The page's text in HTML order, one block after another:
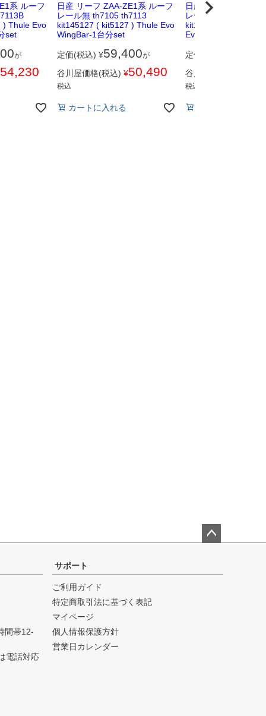
系 ルーフ
) Thule Evo
set
が
54,230
日産 リーフ ZAA-ZE1系 ルーフ
レール無 th7105 th7113
kit145127 ( kit5127 ) Thule Evo
WingBar-1台分set
定価(税込) ¥59,400が
谷川屋価格(税込) ¥50,490
税込
カートに入れる
日産 リーフ ZAA-
レール無 th7105
kit145127 ( kit5127 )
Evo-1台分set
定価(税込)
谷川屋価格(税込)
税込
ップ
間帯12-
電話対応
サポート
ご利用ガイド
特定商取引法に基づく表記
マイページ
個人情報保護方針
営業日カレンダー